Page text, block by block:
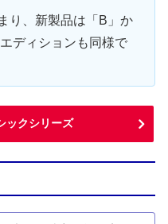
り、新製品は「B」か
ディションも同様で
ックシリーズ